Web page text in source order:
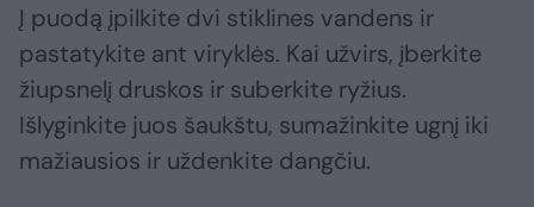
Į puodą įpilkite dvi stiklines vandens ir
pastatykite ant viryklės. Kai užvirs, įberkite
žiupsnelį druskos ir suberkite ryžius.
Išlyginkite juos šaukštu, sumažinkite ugnį iki
mažiausios ir uždenkite dangčiu.